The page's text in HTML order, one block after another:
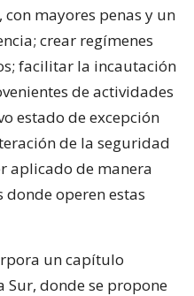
mayores penas y un
crear regímenes
facilitar la incautación
de actividades
estado de excepción
de la seguridad
aplicado de manera
operen estas
un capítulo
Sur, donde se propone